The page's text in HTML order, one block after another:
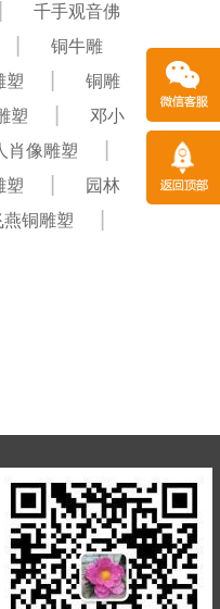
千手观音佛
铜牛雕
塑
铜雕
塑
邓小
肖像雕塑
塑
园林
铜雕塑